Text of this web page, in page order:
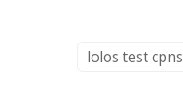
lolos test cpns